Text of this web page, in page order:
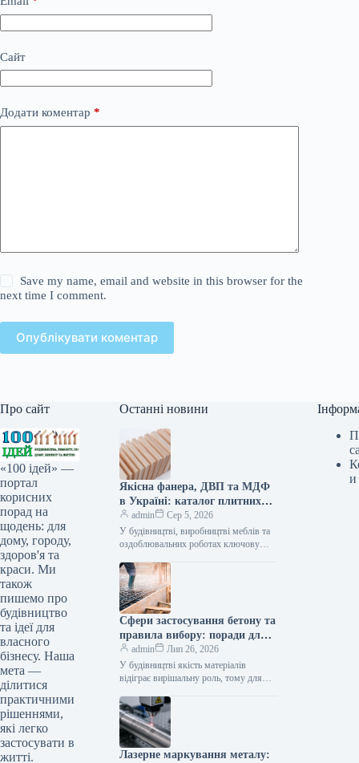
Сайт
Додати коментар *
Save my name, email and website in this browser for the
next time I comment.
Опублікувати коментар
Про сайт
«100 ідей» —
портал
корисних
порад на
щодень: для
дому, городу,
здоров'я та
краси. Ми
також
пишемо про
будівництво
та ідеї для
власного
бізнесу. Наша
мета —
ділитися
практичними
рішеннями,
які легко
застосувати в
житті.
Останні новини
Якісна фанера, ДВП та МДФ
в Україні: каталог плитних
матеріалів від «ВІН-ВУД»
admin
Сер 5, 2026
У будівництві, виробництві меблів та
оздоблювальних роботах ключову
сировини. Компанія «ВІН-ВУД» уже
тривалий час займається…
Сфери застосування бетону та
правила вибору: поради для
приватного й промислового
будівництва
admin
Лип 26, 2026
У будівництві якість матеріалів
відіграє вирішальну роль, тому для
обирати перевірених виробників, таких
як компанія Промбудцентр,…
Лазерне маркування металу:
и